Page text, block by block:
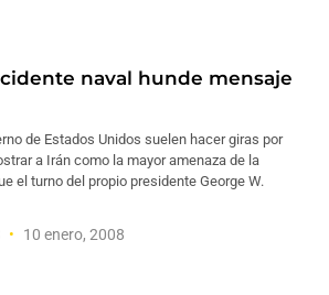
naval hunde mensaje
de Estados Unidos suelen hacer giras por
a Irán como la mayor amenaza de la
el turno del propio presidente George W.
10 enero, 2008